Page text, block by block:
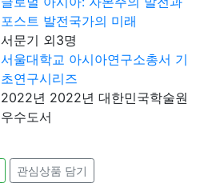
포스트 발전국가의 미래
서문기 외3명
서울대학교 아시아연구소총서 기
초연구시리즈
2022년 2022년 대한민국학술원
우수도서
관심상품 담기